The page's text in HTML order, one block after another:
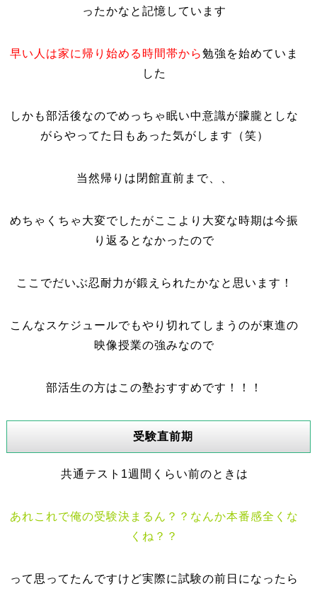
ったかなと記憶しています
早い人は家に帰り始める時間帯から勉強を始めていま
した
しかも部活後なのでめっちゃ眠い中意識が朦朧としな
がらやってた日もあった気がします（笑）
当然帰りは閉館直前まで、、
めちゃくちゃ大変でしたがここより大変な時期は今振
り返るとなかったので
ここでだいぶ忍耐力が鍛えられたかなと思います！
こんなスケジュールでもやり切れてしまうのが東進の
映像授業の強みなので
部活生の方はこの塾おすすめです！！！
受験直前期
共通テスト1週間くらい前のときは
あれこれで俺の受験決まるん？？なんか本番感全くな
くね？？
って思ってたんですけど実際に試験の前日になったら